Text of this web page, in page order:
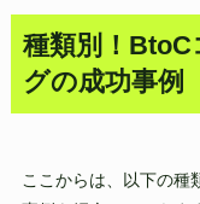
種類別！
グの成功事例
ここからは、以下の種